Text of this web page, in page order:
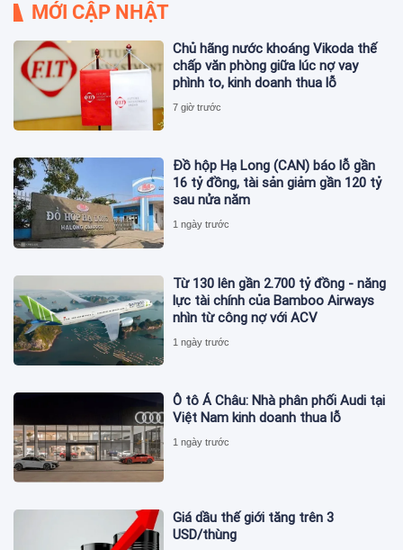
MỚI CẬP NHẬT
Chủ hãng nước khoáng Vikoda thế
chấp văn phòng giữa lúc nợ vay
phình to, kinh doanh thua lỗ
7 giờ trước
Đồ hộp Hạ Long (CAN) báo lỗ gần
16 tỷ đồng, tài sản giảm gần 120 tỷ
sau nửa năm
1 ngày trước
Từ 130 lên gần 2.700 tỷ đồng - năng
lực tài chính của Bamboo Airways
nhìn từ công nợ với ACV
1 ngày trước
Ô tô Á Châu: Nhà phân phối Audi tại
Việt Nam kinh doanh thua lỗ
1 ngày trước
Giá dầu thế giới tăng trên 3
USD/thùng